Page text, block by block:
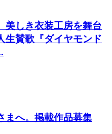
美しき衣装工房を舞台
生賛歌『ダイヤモンド
まへ。掲載作品募集